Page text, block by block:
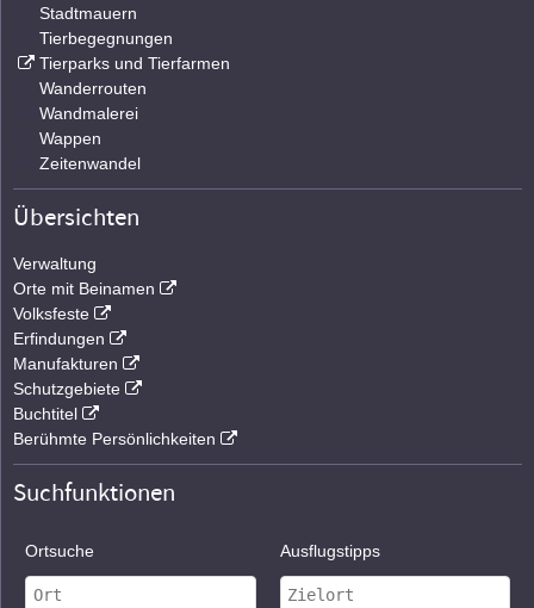
Stadtmauern
Tierbegegnungen
Tierparks und Tierfarmen
Wanderrouten
Wandmalerei
Wappen
Zeitenwandel
Übersichten
Verwaltung
Orte mit Beinamen
Volksfeste
Erfindungen
Manufakturen
Schutzgebiete
Buchtitel
Berühmte Persönlichkeiten
Suchfunktionen
Ortsuche Ausflugstipps